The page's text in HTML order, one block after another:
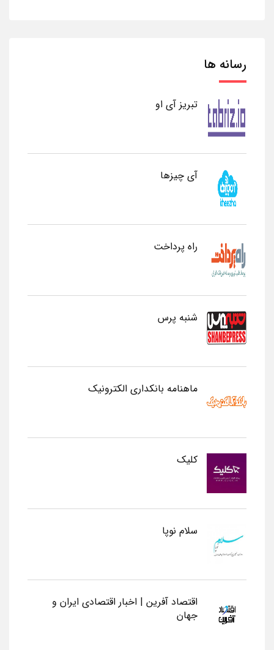
رسانه ها
تبریز آی او
آی چیزها
راه پرداخت
شنبه پرس
ماهنامه بانکداری الکترونیک
کلیک
سلام نوپا
اقتصاد آفرین | اخبار اقتصادی ایران و
جهان